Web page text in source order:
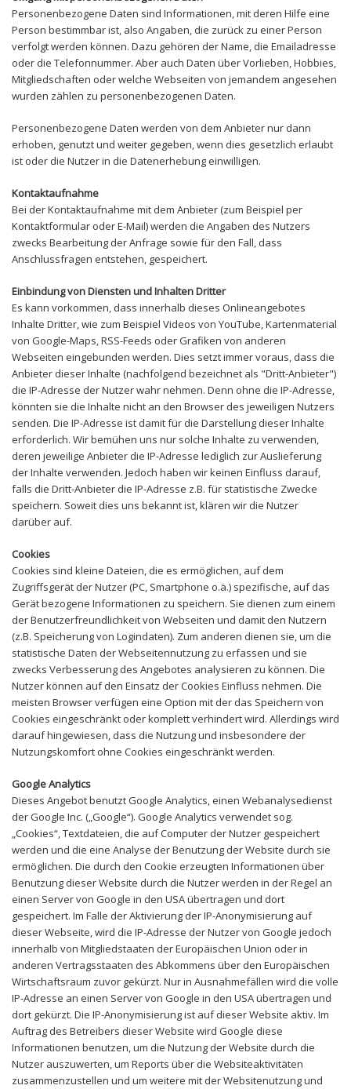
Personenbezogene Daten sind Informationen, mit deren Hilfe eine
Person bestimmbar ist, also Angaben, die zurück zu einer Person
verfolgt werden können. Dazu gehören der Name, die Emailadresse
oder die Telefonnummer. Aber auch Daten über Vorlieben, Hobbies,
Mitgliedschaften oder welche Webseiten von jemandem angesehen
wurden zählen zu personenbezogenen Daten.
Personenbezogene Daten werden von dem Anbieter nur dann
erhoben, genutzt und weiter gegeben, wenn dies gesetzlich erlaubt
ist oder die Nutzer in die Datenerhebung einwilligen.
Kontaktaufnahme
Bei der Kontaktaufnahme mit dem Anbieter (zum Beispiel per
Kontaktformular oder E-Mail) werden die Angaben des Nutzers
zwecks Bearbeitung der Anfrage sowie für den Fall, dass
Anschlussfragen entstehen, gespeichert.
Einbindung von Diensten und Inhalten Dritter
Es kann vorkommen, dass innerhalb dieses Onlineangebotes
Inhalte Dritter, wie zum Beispiel Videos von YouTube, Kartenmaterial
von Google-Maps, RSS-Feeds oder Grafiken von anderen
Webseiten eingebunden werden. Dies setzt immer voraus, dass die
Anbieter dieser Inhalte (nachfolgend bezeichnet als "Dritt-Anbieter")
die IP-Adresse der Nutzer wahr nehmen. Denn ohne die IP-Adresse,
könnten sie die Inhalte nicht an den Browser des jeweiligen Nutzers
senden. Die IP-Adresse ist damit für die Darstellung dieser Inhalte
erforderlich. Wir bemühen uns nur solche Inhalte zu verwenden,
deren jeweilige Anbieter die IP-Adresse lediglich zur Auslieferung
der Inhalte verwenden. Jedoch haben wir keinen Einfluss darauf,
falls die Dritt-Anbieter die IP-Adresse z.B. für statistische Zwecke
speichern. Soweit dies uns bekannt ist, klären wir die Nutzer
darüber auf.
Cookies
Cookies sind kleine Dateien, die es ermöglichen, auf dem
Zugriffsgerät der Nutzer (PC, Smartphone o.ä.) spezifische, auf das
Gerät bezogene Informationen zu speichern. Sie dienen zum einem
der Benutzerfreundlichkeit von Webseiten und damit den Nutzern
(z.B. Speicherung von Logindaten). Zum anderen dienen sie, um die
statistische Daten der Webseitennutzung zu erfassen und sie
zwecks Verbesserung des Angebotes analysieren zu können. Die
Nutzer können auf den Einsatz der Cookies Einfluss nehmen. Die
meisten Browser verfügen eine Option mit der das Speichern von
Cookies eingeschränkt oder komplett verhindert wird. Allerdings wird
darauf hingewiesen, dass die Nutzung und insbesondere der
Nutzungskomfort ohne Cookies eingeschränkt werden.
Google Analytics
Dieses Angebot benutzt Google Analytics, einen Webanalysedienst
der Google Inc. („Google“). Google Analytics verwendet sog.
„Cookies“, Textdateien, die auf Computer der Nutzer gespeichert
werden und die eine Analyse der Benutzung der Website durch sie
ermöglichen. Die durch den Cookie erzeugten Informationen über
Benutzung dieser Website durch die Nutzer werden in der Regel an
einen Server von Google in den USA übertragen und dort
gespeichert. Im Falle der Aktivierung der IP-Anonymisierung auf
dieser Webseite, wird die IP-Adresse der Nutzer von Google jedoch
innerhalb von Mitgliedstaaten der Europäischen Union oder in
anderen Vertragsstaaten des Abkommens über den Europäischen
Wirtschaftsraum zuvor gekürzt. Nur in Ausnahmefällen wird die volle
IP-Adresse an einen Server von Google in den USA übertragen und
dort gekürzt. Die IP-Anonymisierung ist auf dieser Website aktiv. Im
Auftrag des Betreibers dieser Website wird Google diese
Informationen benutzen, um die Nutzung der Website durch die
Nutzer auszuwerten, um Reports über die Websiteaktivitäten
zusammenzustellen und um weitere mit der Websitenutzung und